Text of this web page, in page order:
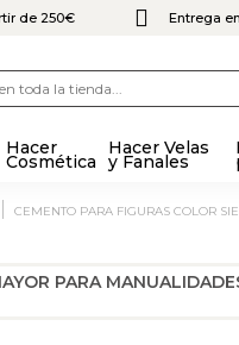
de 250€ Entrega
Hacer
Cosmética
Hacer Velas
y Fanales
CEMENTO PARA FIGURAS COLOR